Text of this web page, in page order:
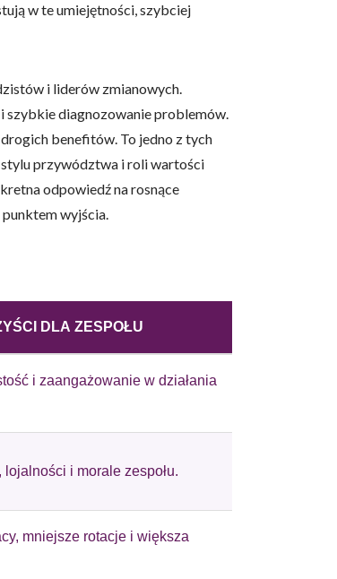
w te umiejętności, szybciej
i liderów zmianowych.
szybkie diagnozowanie problemów.
benefitów. To jedno z tych
stylu przywództwa i roli wartości
odpowiedź na rosnące
wyjścia.
DLA ZESPOŁU
i zaangażowanie w działania
i morale zespołu.
mniejsze rotacje i większa
korzystania
strony,
się